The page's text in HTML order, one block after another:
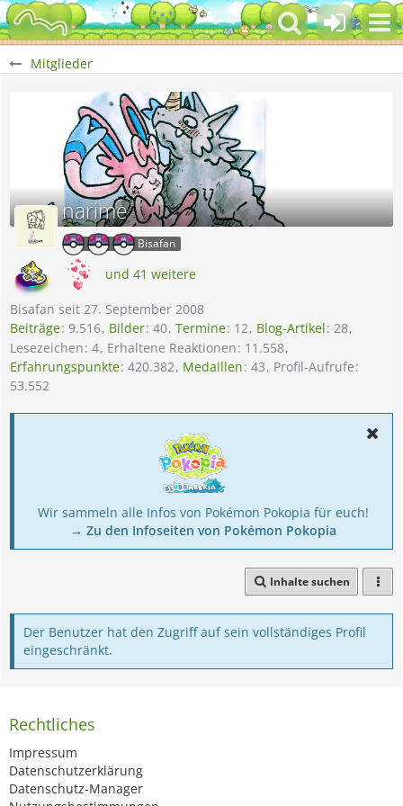
Mitglieder
narime
Bisafan
und 41 weitere
Bisafan seit 27. September 2008
Beiträge 9.516 Bilder 40 Termine 12 Blog-Artikel 28
Lesezeichen 4 Erhaltene Reaktionen 11.558
Erfahrungspunkte 420.382 Medaillen 43 Profil-Aufrufe
53.552
Wir sammeln alle Infos von Pokémon Pokopia für euch!
→ Zu den Infoseiten von Pokémon Pokopia
Inhalte suchen
Der Benutzer hat den Zugriff auf sein vollständiges Profil
eingeschränkt.
Rechtliches
Impressum
Datenschutzerklärung
Datenschutz-Manager